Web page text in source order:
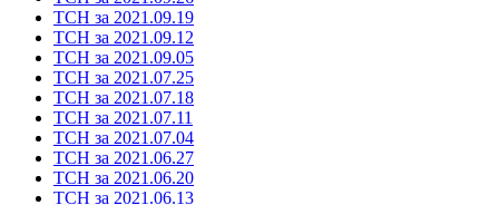
ТСН за 2021.09.19
ТСН за 2021.09.12
ТСН за 2021.09.05
ТСН за 2021.07.25
ТСН за 2021.07.18
ТСН за 2021.07.11
ТСН за 2021.07.04
ТСН за 2021.06.27
ТСН за 2021.06.20
ТСН за 2021.06.13